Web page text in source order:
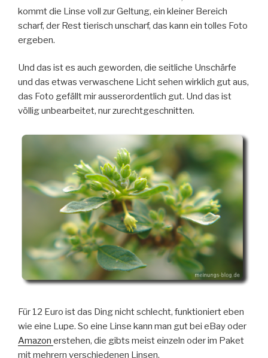
kommt die Linse voll zur Geltung, ein kleiner Bereich
scharf, der Rest tierisch unscharf, das kann ein tolles Foto
ergeben.
Und das ist es auch geworden, die seitliche Unschärfe
und das etwas verwaschene Licht sehen wirklich gut aus,
das Foto gefällt mir ausserordentlich gut. Und das ist
völlig unbearbeitet, nur zurechtgeschnitten.
Für 12 Euro ist das Ding nicht schlecht, funktioniert eben
wie eine Lupe. So eine Linse kann man gut bei eBay oder
Amazon erstehen, die gibts meist einzeln oder im Paket
mit mehrern verschiedenen Linsen.